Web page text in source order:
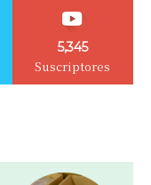
5,345
Suscriptores